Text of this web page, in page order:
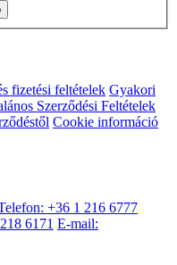
fizetési feltételek Gyakori
Szerződési Feltételek
Cookie információ
+36 1 216 6777
6171 E-mail: